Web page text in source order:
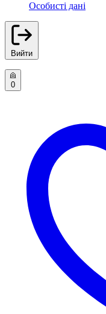
Особисті дані
Вийти
0